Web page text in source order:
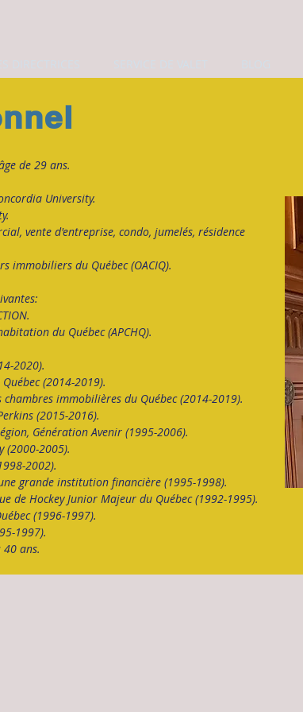
de 29 ans.
University.
vente d'entreprise, condo, jumelés, résidence
immobiliers du Québec (OACIQ).
du Québec (APCHQ).
2020).
(2014-2019).
immobilières du Québec (2014-2019).
(2015-2016).
Génération Avenir (1995-2006).
(2000-2005).
2002).
grande institution financière (1995-1998).
de Hockey Junior Majeur du Québec (1992-1995).
(1996-1997).
1997).
ans.